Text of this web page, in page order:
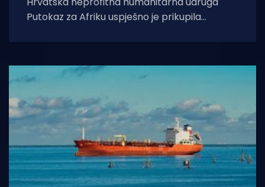
Putokaz za Afriku uspješno je prikupila
Nshimiyimana iz Ruande, čime mu